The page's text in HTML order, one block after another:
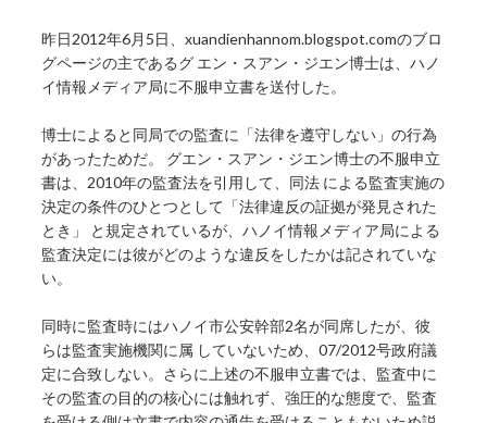
昨日2012年6月5日、xuandienhannom.blogspot.comのブロ
グページの主であるグ エン・スアン・ジエン博士は、ハノ
イ情報メディア局に不服申立書を送付した。
博士によると同局での監査に「法律を遵守しない」の行為
があったためだ。 グエン・スアン・ジエン博士の不服申立
書は、2010年の監査法を引用して、同法 による監査実施の
決定の条件のひとつとして「法律違反の証拠が発見された
とき」 と規定されているが、ハノイ情報メディア局による
監査決定には彼がどのような違反をしたかは記されていな
い。
同時に監査時にはハノイ市公安幹部2名が同席したが、彼
らは監査実施機関に属 していないため、07/2012号政府議
定に合致しない。さらに上述の不服申立書では、監査中に
その監査の目的の核心には触れず、強圧的な態度で、監査